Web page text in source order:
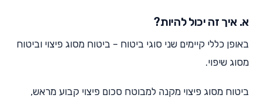
א. איך זה יכול להיות?
באופן כללי קיימים שני סוגי ביטוח – ביטוח מסוג פיצוי וביטוח
מסוג שיפוי.
ביטוח מסוג פיצוי מקנה למבוטח סכום פיצוי קבוע מראש,